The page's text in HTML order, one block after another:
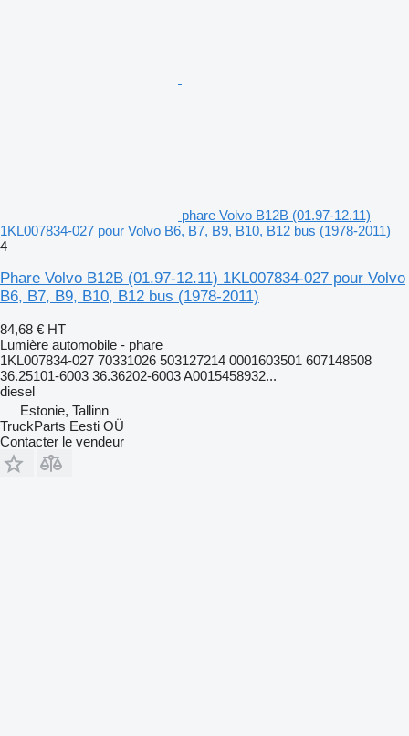
phare Volvo B12B (01.97-12.11)
1KL007834-027 pour Volvo B6, B7, B9, B10, B12 bus (1978-2011)
4
Phare Volvo B12B (01.97-12.11) 1KL007834-027 pour Volvo
B6, B7, B9, B10, B12 bus (1978-2011)
84,68 € HT
Lumière automobile - phare
1KL007834-027 70331026 503127214 0001603501 607148508
36.25101-6003 36.36202-6003 A0015458932...
diesel
Estonie, Tallinn
TruckParts Eesti OÜ
Contacter le vendeur